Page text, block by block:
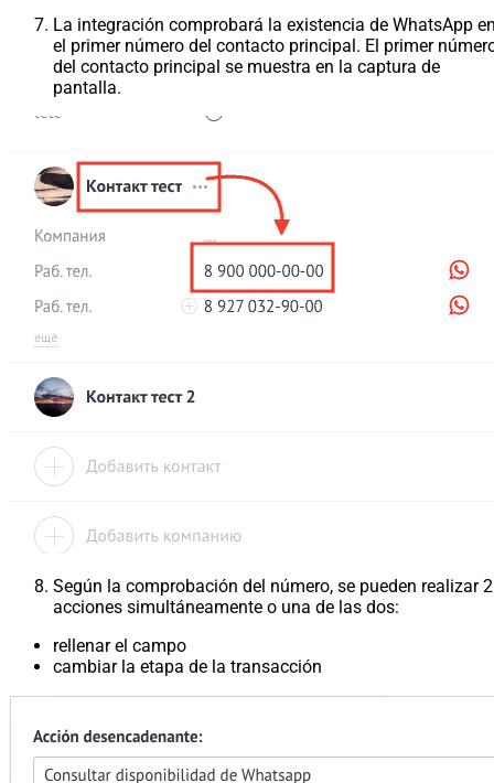
La integración comprobará la existencia de WhatsApp
el primer número del contacto principal. El primer
del contacto principal se muestra en la captura de
pantalla.
Según la comprobación del número, se pueden realizar 2
acciones simultáneamente o una de las dos:
rellenar el campo
cambiar la etapa de la transacción